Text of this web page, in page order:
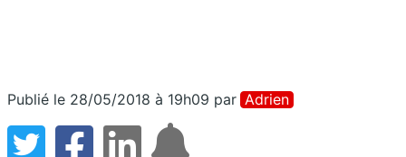
Publié le 28/05/2018 à 19h09 par Adrien